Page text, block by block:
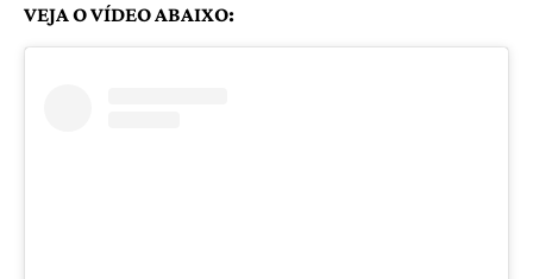
VEJA O VÍDEO ABAIXO: